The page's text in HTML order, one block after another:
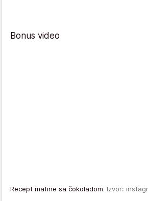
Bonus video
Recept mafine sa čokoladom Izvor: